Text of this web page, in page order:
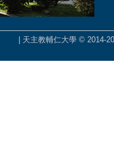
| 天主教輔仁大學 © 2014-